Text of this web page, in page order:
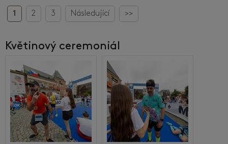
1 2 3 Následující >>
Květinový ceremoniál